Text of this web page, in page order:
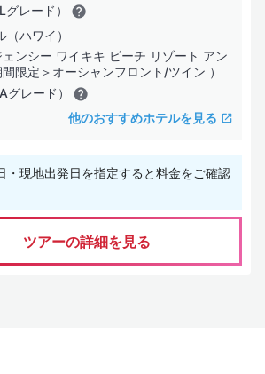
Lグレード）
ハワイ）
ンシー ワイキキ ビーチ リゾート アン
限定＞オーシャンフロント/ツイン ）
Aグレード）
他のおすすめホテルを見る
・現地出発日を指定すると料金をご確認
ツアーの詳細を見る